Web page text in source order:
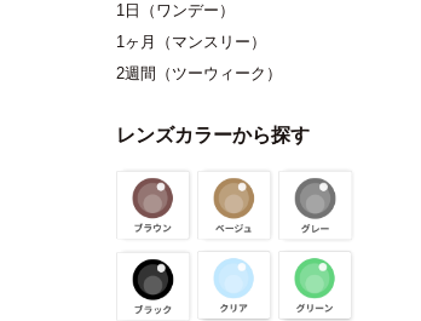
1日（ワンデー）
1ヶ月（マンスリー）
2週間（ツーウィーク）
レンズカラーから探す